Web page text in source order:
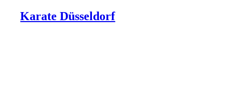
Karate Düsseldorf